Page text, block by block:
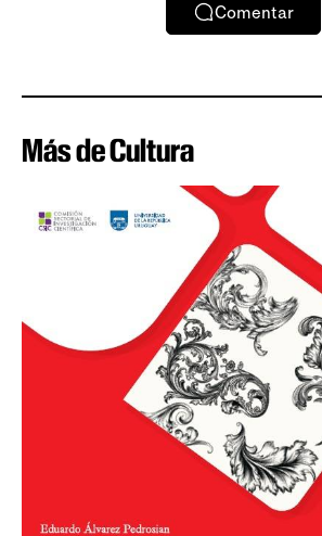
Comentar
Más de Cultura